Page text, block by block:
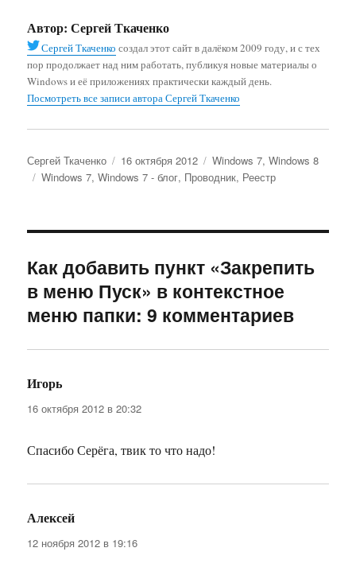
Автор: Сергей Ткаченко
Сергей Ткаченко создал этот сайт в далёком 2009 году, и с тех
пор продолжает над ним работать, публикуя новые материалы о
Windows и её приложениях практически каждый день.
Посмотреть все записи автора Сергей Ткаченко
Автор
Сергей Ткаченко Опубликовано
16 октября 2012 Рубрики
Windows 7,Windows 8
Метки
Windows 7,Windows 7 - блог, Проводник, Реестр
Как добавить пункт «Закрепить
в меню Пуск» в контекстное
меню папки: 9 комментариев
Игорь
16 октября 2012 в 20:32
Спасибо Серёга, твик то что надо!
Алексей
12 ноября 2012 в 19:16